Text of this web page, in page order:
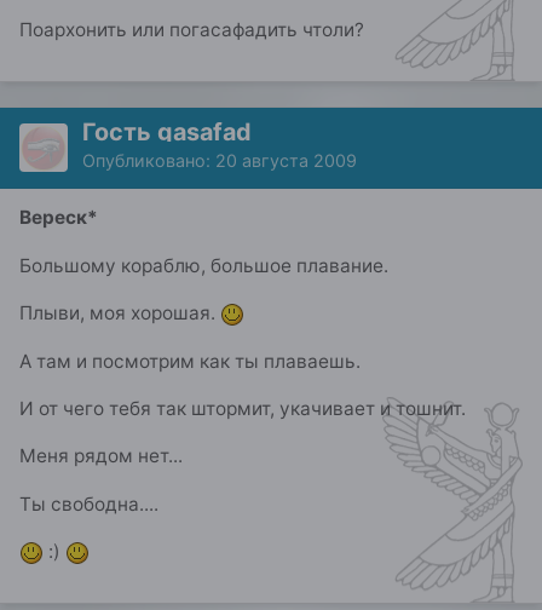
Поархонить или погасафадить чтоли?
Гость gasafad
Опубликовано: 20 августа 2009
Вереск*
Большому кораблю, большое плавание.
Плыви, моя хорошая.
А там и посмотрим как ты плаваешь.
И от чего тебя так штормит, укачивает и тошнит.
Меня рядом нет...
Ты свободна....
:)